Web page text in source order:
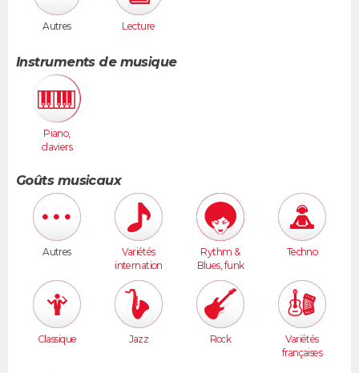
Autres Lecture
Instruments de musique
Piano,
claviers
Goûts musicaux
Autres
Variétés
internation
ales
Rythm &
Blues, funk
Techno
Classique Jazz Rock
Variétés
françaises